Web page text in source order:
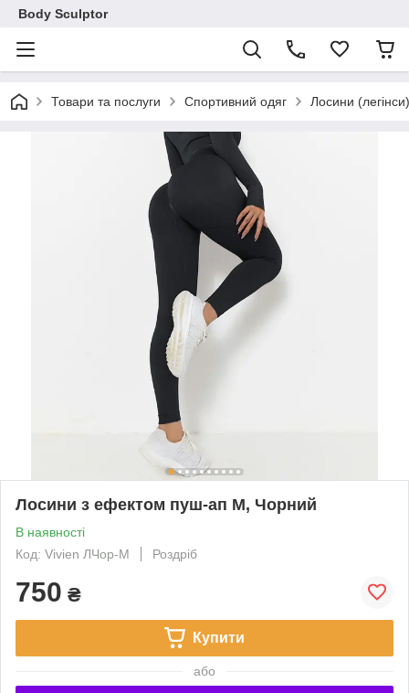
Body Sculptor
Товари та послуги Спортивний одяг Лосини (легінси)
Лосини з ефектом пуш-ап M, Чорний
В наявності
Код: Vivien ЛЧор-M
Роздріб
750 ₴
Купити
або